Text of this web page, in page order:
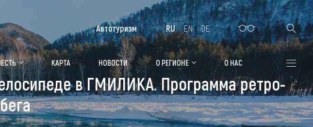
Медицинский форум Алтайская зимовка
Чем заняться
Календарь событий
Где остановиться
Санатории
КАРТА НОВОСТИ О РЕГИОНЕ О НАС
Автотуризм RU EN DE
в ГМИЛИКА. Программа ретро-